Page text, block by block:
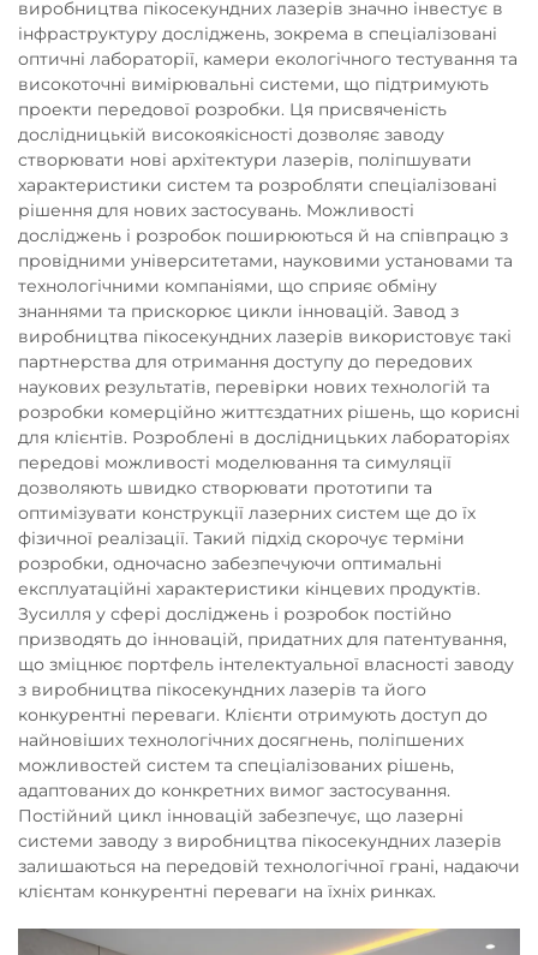
виробництва пікосекундних лазерів значно інвестує в
інфраструктуру досліджень, зокрема в спеціалізовані
оптичні лабораторії, камери екологічного тестування та
високоточні вимірювальні системи, що підтримують
проекти передової розробки. Ця присвяченість
дослідницькій високоякісності дозволяє заводу
створювати нові архітектури лазерів, поліпшувати
характеристики систем та розробляти спеціалізовані
рішення для нових застосувань. Можливості
досліджень і розробок поширюються й на співпрацю з
провідними університетами, науковими установами та
технологічними компаніями, що сприяє обміну
знаннями та прискорює цикли інновацій. Завод з
виробництва пікосекундних лазерів використовує такі
партнерства для отримання доступу до передових
наукових результатів, перевірки нових технологій та
розробки комерційно життєздатних рішень, що корисні
для клієнтів. Розроблені в дослідницьких лабораторіях
передові можливості моделювання та симуляції
дозволяють швидко створювати прототипи та
оптимізувати конструкції лазерних систем ще до їх
фізичної реалізації. Такий підхід скорочує терміни
розробки, одночасно забезпечуючи оптимальні
експлуатаційні характеристики кінцевих продуктів.
Зусилля у сфері досліджень і розробок постійно
призводять до інновацій, придатних для патентування,
що зміцнює портфель інтелектуальної власності заводу
з виробництва пікосекундних лазерів та його
конкурентні переваги. Клієнти отримують доступ до
найновіших технологічних досягнень, поліпшених
можливостей систем та спеціалізованих рішень,
адаптованих до конкретних вимог застосування.
Постійний цикл інновацій забезпечує, що лазерні
системи заводу з виробництва пікосекундних лазерів
залишаються на передовій технологічної грані, надаючи
клієнтам конкурентні переваги на їхніх ринках.